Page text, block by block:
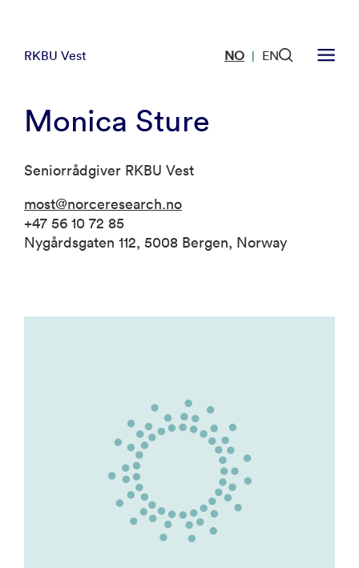
RKBU Vest NO | EN
Monica Sture
Seniorrådgiver RKBU Vest
most@norceresearch.no
+47 56 10 72 85
Nygårdsgaten 112, 5008 Bergen, Norway